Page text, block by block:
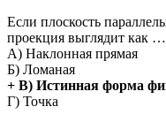
Если плоскость
проекция выглядит как …
А) Наклонная прямая
Б) Ломаная
+ В) Истинная форма
Г) Точка